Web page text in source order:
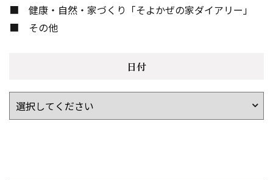
健康・自然・家づくり「そよかぜの家ダイアリー」
その他
日付